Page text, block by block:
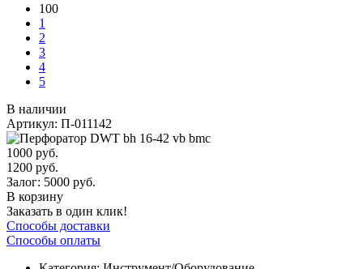
100
1
2
3
4
5
В наличии
Артикул: П-011142
1000 руб.
1200 руб.
Залог: 5000 руб.
В корзину
Заказать в один клик!
Способы доставки
Способы оплаты